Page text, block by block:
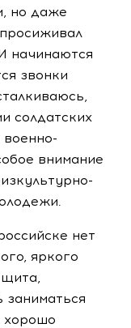
но даже
начинаются
звонки
солдатских
внимание
нет
яркого
щита,
хорошо